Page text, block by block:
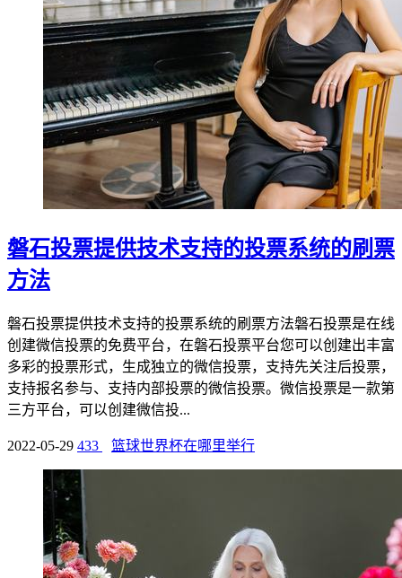
磐石投票提供技术支持的投票系统的刷票
方法
磐石投票提供技术支持的投票系统的刷票方法磐石投票是在线
创建微信投票的免费平台，在磐石投票平台您可以创建出丰富
多彩的投票形式，生成独立的微信投票，支持先关注后投票，
支持报名参与、支持内部投票的微信投票。微信投票是一款第
三方平台，可以创建微信投...
2022-05-29 433 篮球世界杯在哪里举行